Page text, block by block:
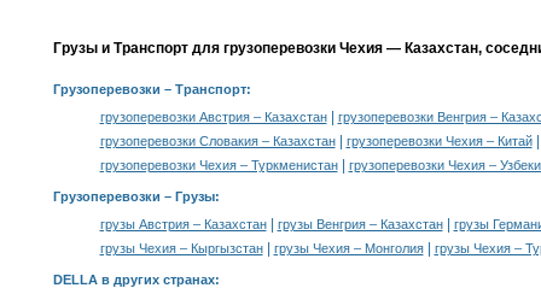
Грузы и Транспорт для грузоперевозки Чехия — Казахстан,
Грузоперевозки – Транспорт:
грузоперевозки Австрия – Казахстан|
грузоперевозки Венгрия –
грузоперевозки Словакия – Казахстан| грузоперевозки Чехия – Китай
грузоперевозки Чехия – Туркменистан| грузоперевозки Чехия –
Грузоперевозки – Грузы:
грузы Австрия – Казахстан| грузы Венгрия – Казахстан|
грузы
грузы Чехия – Кыргызстан| грузы Чехия – Монголия| грузы Чехия –
DELLA в других странах: